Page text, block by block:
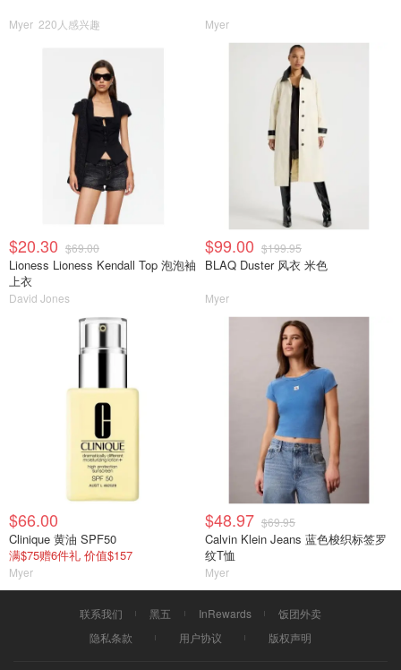
Myer 220人感兴趣 Myer
$20.30 $69.00
Lioness Lioness Kendall Top 泡泡袖
上衣
David Jones
$99.00 $199.95
BLAQ Duster 风衣 米色
Myer
$66.00
Clinique 黄油 SPF50
满$75赠6件礼 价值$157
Myer
$48.97 $69.95
Calvin Klein Jeans 蓝色梭织标签罗
纹T恤
Myer
联系我们 黑五 InRewards
饭团外卖
隐私条款
用户协议 版权声明